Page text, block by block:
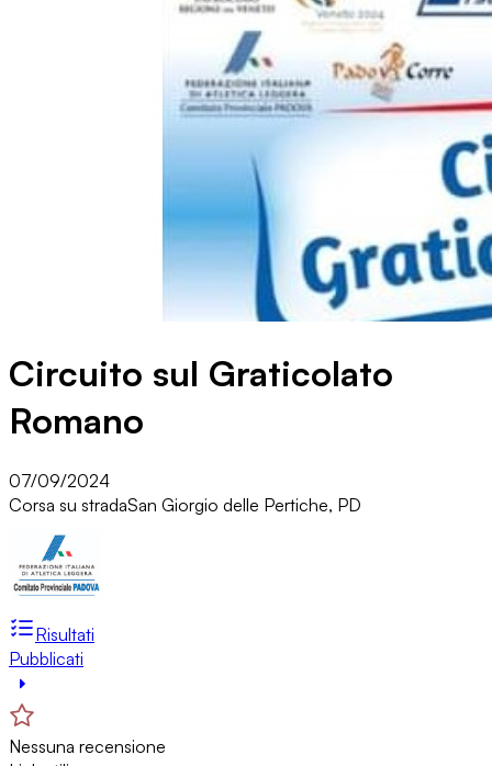
Circuito sul Graticolato
Romano
07/09/2024
Corsa su stradaSan Giorgio delle Pertiche, PD
Risultati
Pubblicati
Nessuna recensione